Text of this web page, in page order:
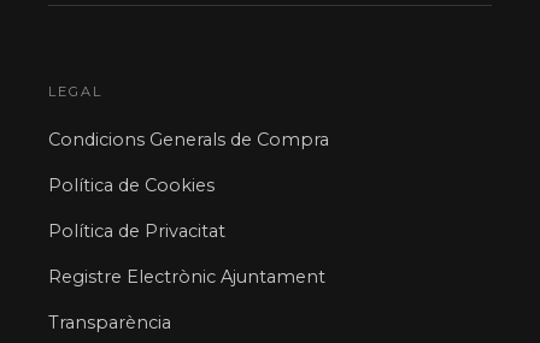
LEGAL
Condicions Generals de Compra
Política de Cookies
Política de Privacitat
Registre Electrònic Ajuntament
Transparència